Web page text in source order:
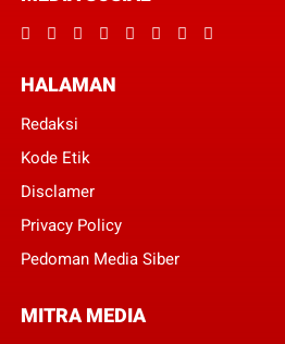
HALAMAN
Redaksi
Kode Etik
Disclamer
Privacy Policy
Pedoman Media Siber
MITRA MEDIA